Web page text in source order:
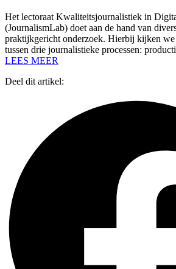
Het lectoraat Kwaliteitsjournalistiek in
(JournalismLab) doet aan de hand van
praktijkgericht onderzoek. Hierbij kijken we
tussen drie journalistieke processen:
LEES MEER
Deel dit artikel: